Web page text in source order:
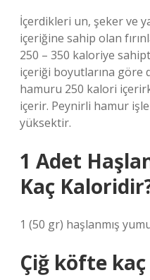
İçerdikleri un, şeker ve
içeriğine sahip olan
250 – 350 kaloriye
içeriği boyutlarına göre
hamuru 250 kalori
içerir. Peynirli hamur
yüksektir.
1 Adet
Kaç
1 (50 gr) haşlanmış
Çiğ köfte